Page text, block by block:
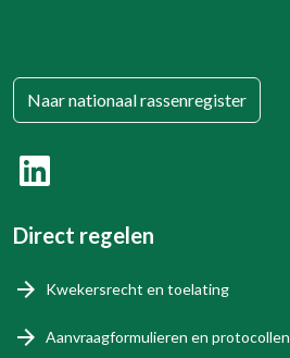
Naar nationaal rassenregister
Direct regelen
Kwekersrecht en toelating
Aanvraagformulieren en protocollen